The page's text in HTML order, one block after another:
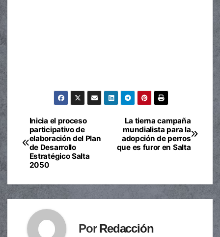
Navegación
de
entradas
La tierna campaña
mundialista para la
adopción de perros
que es furor en Salta
Inicia el proceso
participativo de
elaboración del Plan
de Desarrollo
Estratégico Salta
2050
PorRedacción